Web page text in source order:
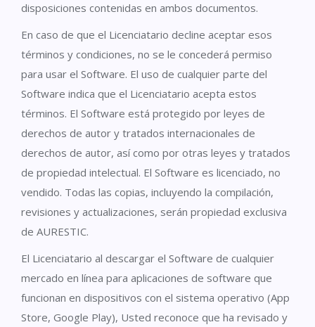
disposiciones contenidas en ambos documentos.
En caso de que el Licenciatario decline aceptar esos
términos y condiciones, no se le concederá permiso
para usar el Software. El uso de cualquier parte del
Software indica que el Licenciatario acepta estos
términos. El Software está protegido por leyes de
derechos de autor y tratados internacionales de
derechos de autor, así como por otras leyes y tratados
de propiedad intelectual. El Software es licenciado, no
vendido. Todas las copias, incluyendo la compilación,
revisiones y actualizaciones, serán propiedad exclusiva
de AURESTIC.
El Licenciatario al descargar el Software de cualquier
mercado en línea para aplicaciones de software que
funcionan en dispositivos con el sistema operativo (App
Store, Google Play), Usted reconoce que ha revisado y